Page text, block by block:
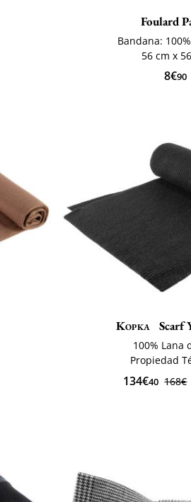
Foulard
Bandana:
56 cm x
8€90
Kopka Scarf
100% Lana
Propiedad
134€40 168€